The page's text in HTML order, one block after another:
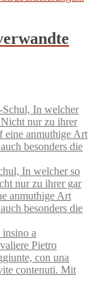
In welcher so
nur zu ihrer gar
anmuthige Art
besonders die